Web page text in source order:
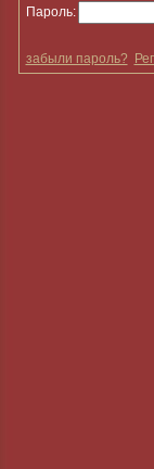
Пароль:
забыли пароль?